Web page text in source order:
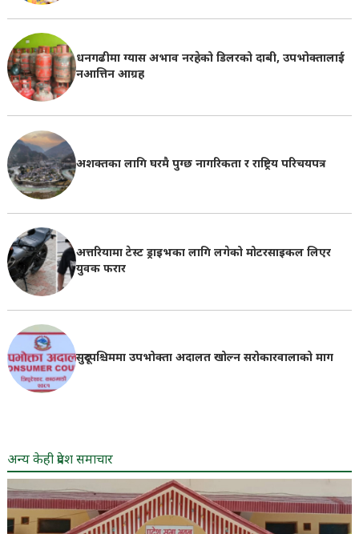
धनगढीमा ग्यास अभाव नरहेको डिलरको दाबी, उपभोक्तालाई
नआत्तिन आग्रह
अशक्तका लागि घरमै पुग्छ नागरिकता र राष्ट्रिय परिचयपत्र
अत्तरियामा टेस्ट ड्राइभका लागि लगेको मोटरसाइकल लिएर
युवक फरार
सुदूरपश्चिममा उपभोक्ता अदालत खोल्न सरोकारवालाको माग
अन्य केही प्रदेश समाचार